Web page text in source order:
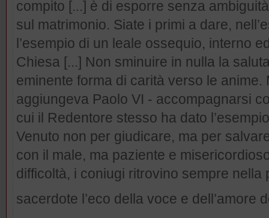
compito [...] è di esporre senza
sul matrimonio. Siate i primi a dare,
l’esempio di un leale ossequio, interno
Chiesa [...] Non sminuire in nulla la
eminente forma di carità verso le anime.
aggiungeva Paolo VI - accompagnarsi
cui il Redentore stesso ha dato
Venuto non per giudicare, ma per
con il male, ma paziente e
difficoltà, i coniugi ritrovino sempre nella
sacerdote l’eco della voce e dell’amore